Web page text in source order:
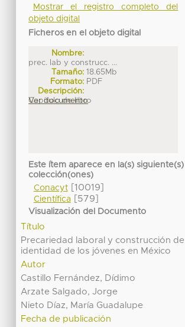
Mostrar el registro completo del
objeto digital
Ficheros en el objeto digital
Nombre:
prec. lab y construcc. ...
Tamaño: 18.65Mb
Formato: PDF
Descripción:
Capítulo de libro
Ver documento
Este ítem aparece en la(s) siguiente(s)
colección(ones)
Conacyt[10019]
Científica[579]
Visualización del Documento
Título
Precariedad laboral y construcción de
identidad de los jóvenes en México
Autor
Castillo Fernández, Dídimo
Arzate Salgado, Jorge
Nieto Díaz, María Guadalupe
Fecha de publicación